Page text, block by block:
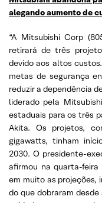
alegando aumento de
“A Mitsubishi Corp
retirará de três
devido aos altos
metas de segurança
reduzir a dependência
liderado pela
estaduais para os três
Akita. Os projetos,
gigawatts, tinham
2030. O presidente-
afirmou na quarta-
em muito as projeções,
do que dobraram